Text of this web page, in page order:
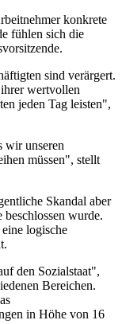
konkrete
fühlen sich die
sind verärgert.
wertvollen
jeden Tag leisten",
wir unseren
müssen", stellt
Skandal aber
wurde.
logische
den Sozialstaat",
Bereichen.
in Höhe von 16